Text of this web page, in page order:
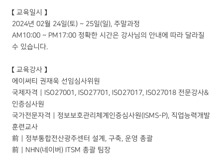
【 교육일시 】
2024년 02월 24일(토) ~ 25일(일), 주말과정
AM10:00 ~ PM17:00 정확한 시간은 강사님의 안내에 따라 달라질
수 있습니다.
【 교육강사 】
에이써티 권재욱 선임심사위원
국제자격｜ISO27001, ISO27701, ISO27017, ISO27018 전문강사&
인증심사원
국가전문자격｜정보보호관리체계인증심사원(ISMS-P), 직업능력개발
훈련교사
前｜정부통합전산광주센터 설계, 구축, 운영 총괄
前｜NHN(네이버) ITSM 총괄 팀장